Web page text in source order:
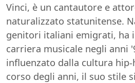
Vinci, è un cantautore e
naturalizzato statunitense.
genitori italiani emigrati, ha
carriera musicale negli anni
influenzato dalla cultura
corso degli anni, il suo stile